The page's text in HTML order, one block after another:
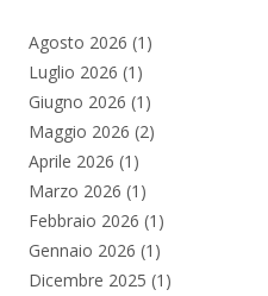
Agosto 2026 (1)
Luglio 2026 (1)
Giugno 2026 (1)
Maggio 2026 (2)
Aprile 2026 (1)
Marzo 2026 (1)
Febbraio 2026 (1)
Gennaio 2026 (1)
Dicembre 2025 (1)